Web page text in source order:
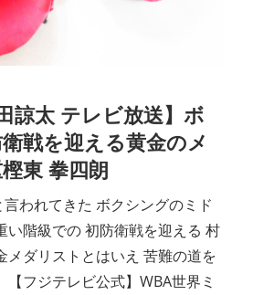
諒太 テレビ放送】ボ
戦を迎える黄金のメ
東 拳四朗
われてきた ボクシングのミド
い階級での 初防衛戦を迎える 村
メダリストとはいえ 苦難の道を
フジテレビ公式】WBA世界ミ